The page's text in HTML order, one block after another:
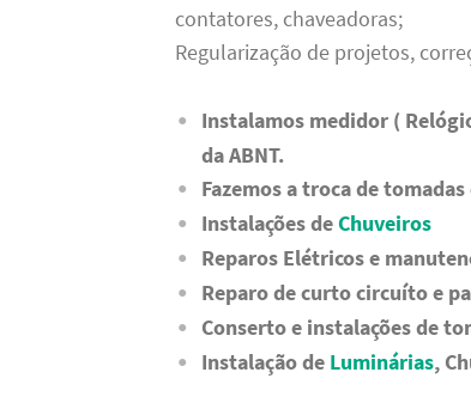
contatores, chaveadoras;
Regularização de projetos,
Instalamos medidor (
da ABNT.
Fazemos a troca de
Instalações deChuveiros
Reparos Elétricos e
Reparo de curto circuíto e
Conserto e instalações de
Instalação de Luminárias,